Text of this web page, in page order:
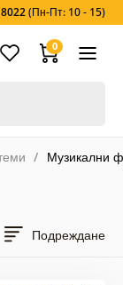
(Пн-Пт: 10 - 15)
0
Музикални
Подреждане